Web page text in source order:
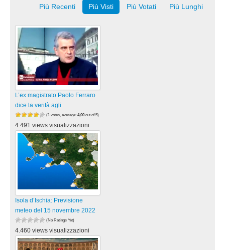
Più Recenti Più Visti Più Votati Più Lunghi
L’ex magistrato Paolo Ferraro
dice la verità agli
(1 votes, average: 4,00 out of 5)
4.491 views visualizzazioni
Isola d’Ischia: Previsione
meteo del 15 novembre 2022
(No Ratings Yet)
4.460 views visualizzazioni